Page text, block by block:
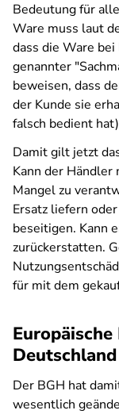
Bedeutung für
Ware muss laut
dass die Ware
genannter
beweisen, dass
der Kunde sie
falsch bedient
Damit gilt jetzt
Kann der Händler
Mangel zu
Ersatz liefern
beseitigen. Kann
zurückerstatten.
für mit dem
Der BGH hat
wesentlich